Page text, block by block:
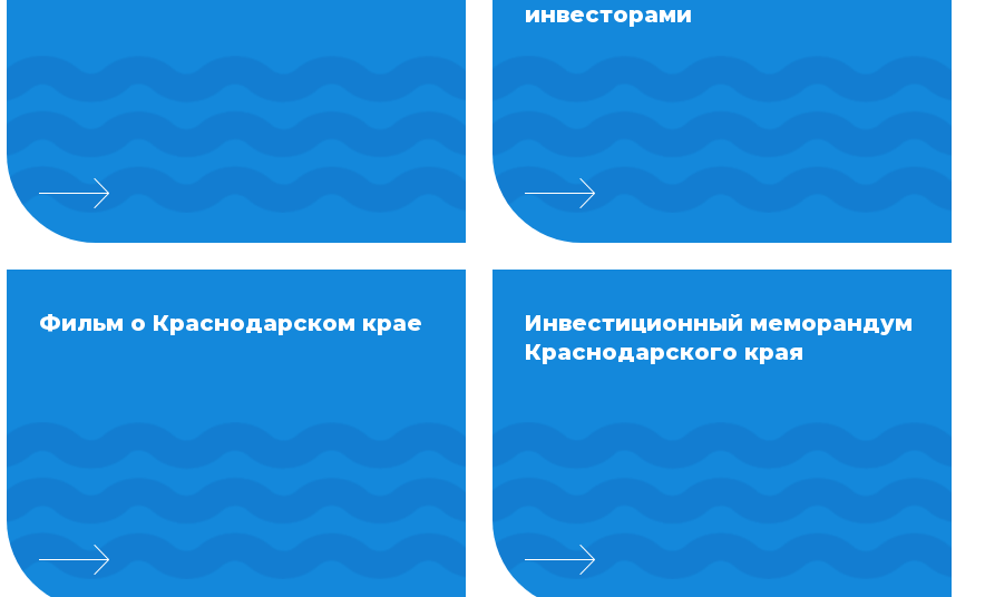
инвесторами
Фильм о Краснодарском крае
Инвестиционный меморандум
Краснодарского края